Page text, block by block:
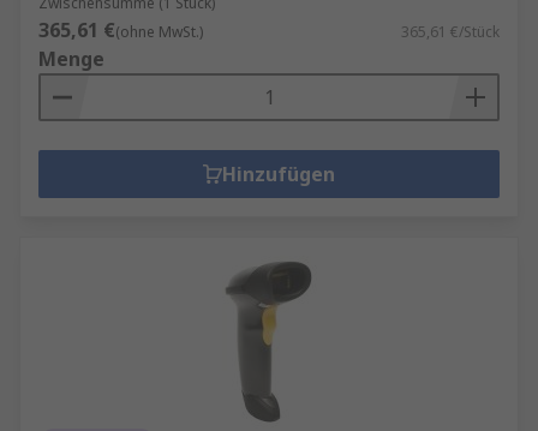
365,61 €(ohne MwSt.) 365,61 €/Stück
Menge
Hinzufügen